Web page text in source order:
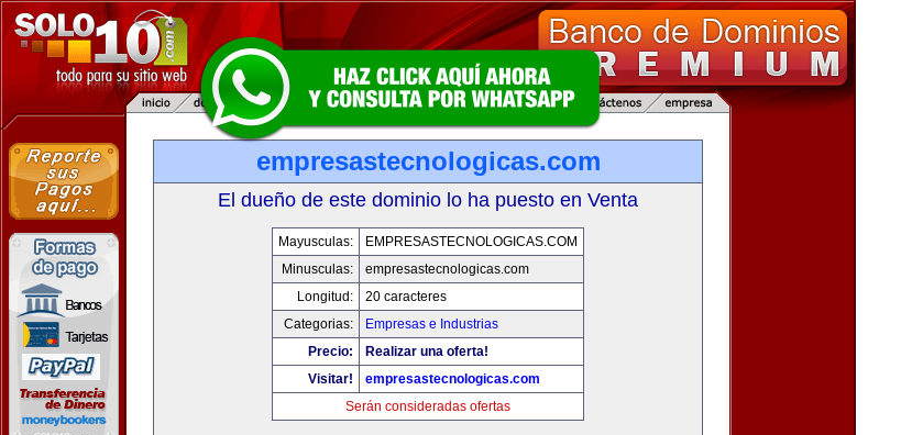
empresastecnologicas.com
El dueño de este dominio lo ha puesto en Venta
Mayusculas:
EMPRESASTECNOLOGICAS.COM
Minusculas:
empresastecnologicas.com
Longitud:
20 caracteres
Categorias:
Empresas e Industrias
Precio:
Realizar una oferta!
Visitar!
empresastecnologicas.com
Serán consideradas ofertas